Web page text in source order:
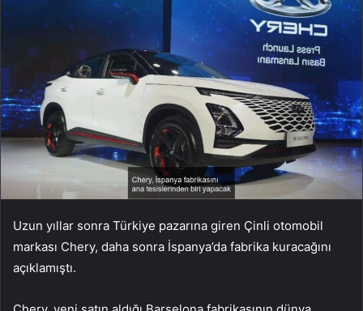
Uzun yıllar sonra Türkiye pazarına giren Çinli otomobil
markası Chery, daha sonra İspanya’da fabrika kuracağını
açıklamıştı.